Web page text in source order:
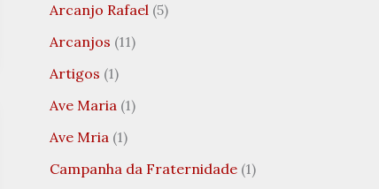
Arcanjo Rafael (5)
Arcanjos (11)
Artigos (1)
Ave Maria (1)
Ave Mria (1)
Campanha da Fraternidade (1)